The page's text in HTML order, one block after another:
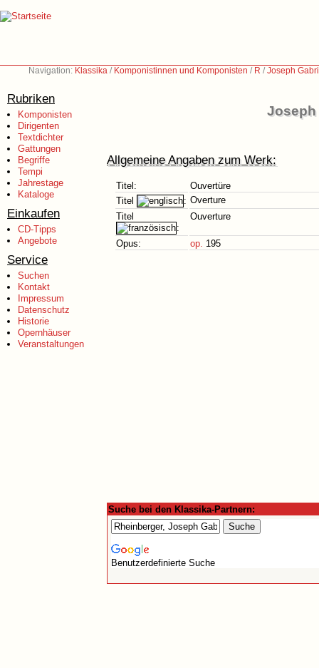
Navigation: Klassika / Komponistinnen und Komponisten / R /Joseph
Rubriken
Komponisten
Dirigenten
Textdichter
Gattungen
Begriffe
Tempi
Jahrestage
Kataloge
Einkaufen
CD-Tipps
Angebote
Service
Suchen
Kontakt
Impressum
Datenschutz
Historie
Opernhäuser
Veranstaltungen
Joseph
Allgemeine Angaben zum Werk:
Titel:
Ouvertüre
Titel
: Overture
Titel
:
Ouverture
Opus: op. 195
Suche bei den Klassika-Partnern:
Benutzerdefinierte Suche